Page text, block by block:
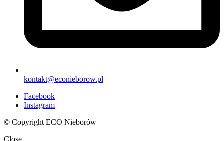
kontakt@econieborow.pl
Facebook
Instagram
© Copyright ECO Nieborów